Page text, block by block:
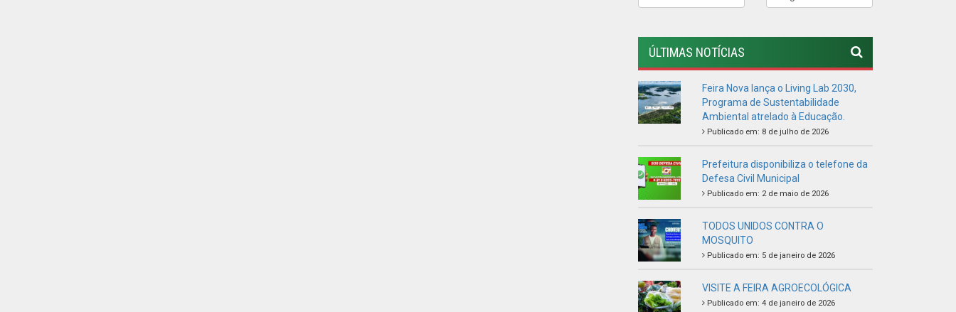
MOSQUITO
Publicado em: 5 de janeiro de 2026
VISITE A FEIRA AGROECOLÓGICA
Publicado em: 4 de janeiro de 2026
FEIRANOVENSE.
Publicado em: 20 de dezembro de 2025